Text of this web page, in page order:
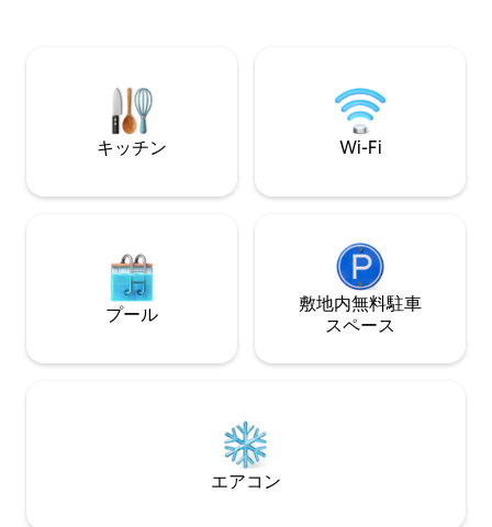
子、クーラーボックス、パラソル） • バ
ーベキュー •PS4 *ベビーベッド・ベビー
サークル リクエスト
キッチン Wi-Fi
プール
敷地内無料駐⁠車
ス⁠ペ⁠ー⁠ス
エアコン